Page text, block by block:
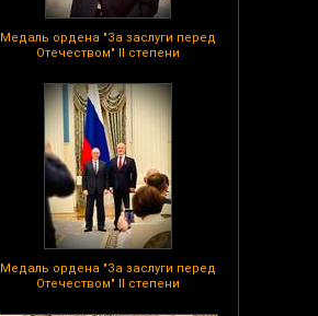
Медаль ордена "За заслуги перед
Отечеством" II степени
Медаль ордена "За заслуги перед
Отечеством" II степени